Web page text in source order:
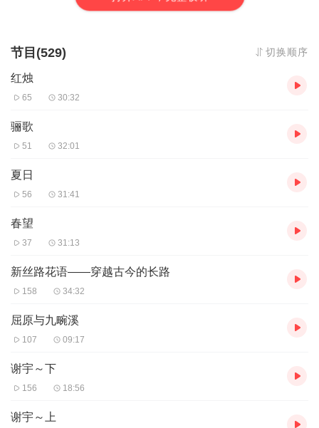
节目(529) 切换顺序
红烛
65 30:32
骊歌
51 32:01
夏日
56 31:41
春望
37 31:13
新丝路花语——穿越古今的长路
158 34:32
屈原与九畹溪
107 09:17
谢宇～下
156 18:56
谢宇～上